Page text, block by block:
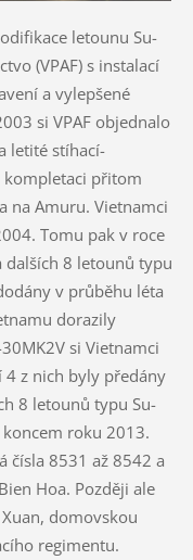
letounu Su-
(VPAF) s instalací
a vylepšené
si VPAF objednalo
letité stíhací-
kompletaci přitom
na Amuru. Vietnamci
Tomu pak v roce
8 letounů typu
v průběhu léta
dorazily
si Vietnamci
z nich byly předány
8 letounů typu Su-
roku 2013.
čísla 8531 až 8542 a
Hoa. Později ale
domovskou
regimentu.